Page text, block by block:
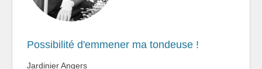
Possibilité d'emmener ma tondeuse !
Jardinier Angers